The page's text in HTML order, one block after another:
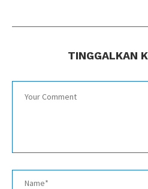
TINGGALKAN